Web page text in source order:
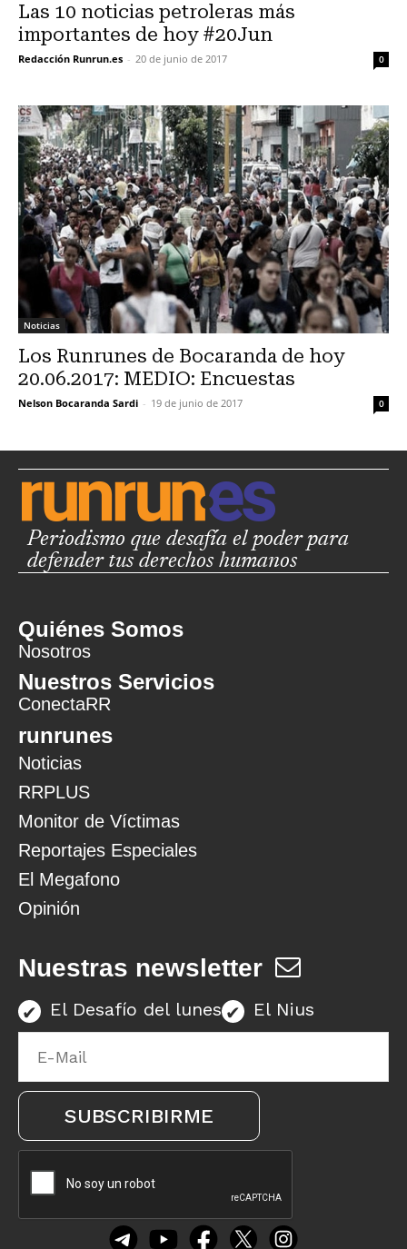
Las 10 noticias petroleras más
importantes de hoy #20Jun
Redacción Runrun.es - 20 de junio de 2017 0
Noticias
Los Runrunes de Bocaranda de hoy
20.06.2017: MEDIO: Encuestas
Nelson Bocaranda Sardi - 19 de junio de 2017 0
Periodismo que desafía el poder para
defender tus derechos humanos
Quiénes Somos
Nosotros
Nuestros Servicios
ConectaRR
runrunes
Noticias
RRPLUS
Monitor de Víctimas
Reportajes Especiales
El Megafono
Opinión
Nuestras newsletter
El Desafío del lunes El Nius